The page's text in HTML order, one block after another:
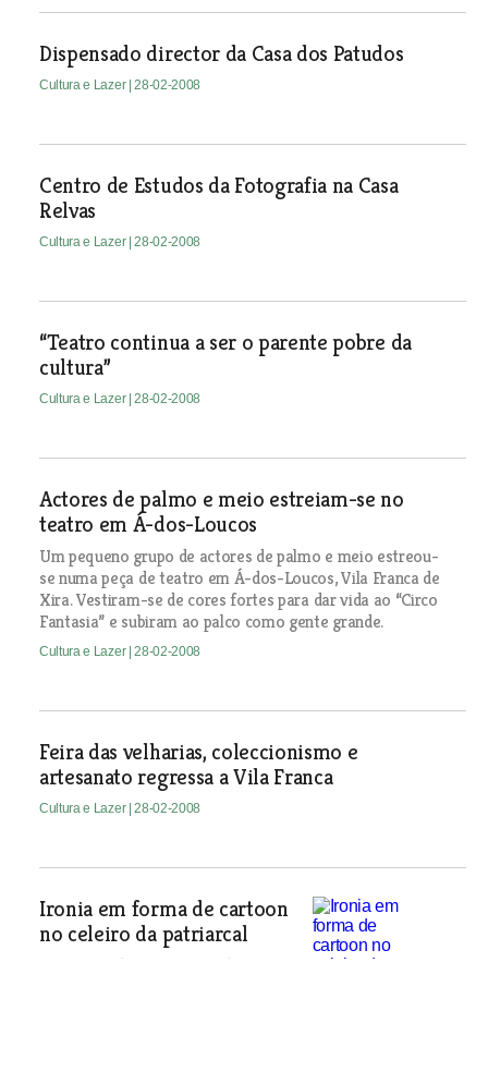
Dispensado director da Casa dos Patudos
Cultura e Lazer | 28-02-2008
Centro de Estudos da Fotografia na Casa
Relvas
Cultura e Lazer | 28-02-2008
“Teatro continua a ser o parente pobre da
cultura”
Cultura e Lazer | 28-02-2008
Actores de palmo e meio estreiam-se no
teatro em Á-dos-Loucos
Um pequeno grupo de actores de palmo e meio estreou-
se numa peça de teatro em Á-dos-Loucos, Vila Franca de
Xira. Vestiram-se de cores fortes para dar vida ao “Circo
Fantasia” e subiram ao palco como gente grande.
Cultura e Lazer | 28-02-2008
Feira das velharias, coleccionismo e
artesanato regressa a Vila Franca
Cultura e Lazer | 28-02-2008
Ironia em forma de cartoon
no celeiro da patriarcal
António, Cid, Maia e Gonçalves